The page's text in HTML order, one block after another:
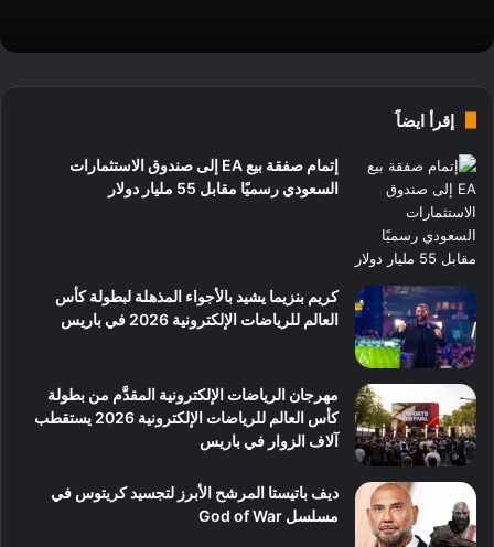
إقرأ ايضاً
إتمام صفقة بيع EA إلى صندوق الاستثمارات
السعودي رسميًا مقابل 55 مليار دولار
كريم بنزيما يشيد بالأجواء المذهلة لبطولة كأس
العالم للرياضات الإلكترونية 2026 في باريس
مهرجان الرياضات الإلكترونية المقدَّم من بطولة
كأس العالم للرياضات الإلكترونية 2026 يستقطب
آلاف الزوار في باريس
ديف باتيستا المرشح الأبرز لتجسيد كريتوس في
مسلسل God of War